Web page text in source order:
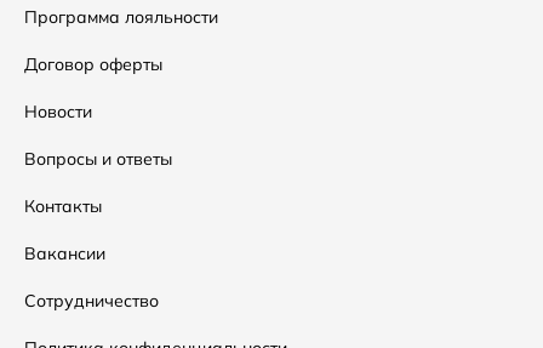
Сумки
Аксессуары
Распродажа
Подарочные сертификаты
Как оформить заказ
Условия возвратов
Таблица размеров
Уход за одеждой
Программа лояльности
Договор оферты
Новости
Вопросы и ответы
Контакты
Вакансии
Сотрудничество